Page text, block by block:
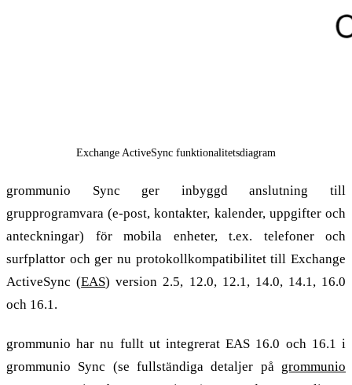
Exchange ActiveSync funktionalitetsdiagram
grommunio Sync ger inbyggd anslutning till
grupprogramvara (e-post, kontakter, kalender, uppgifter och
anteckningar) för mobila enheter, t.ex. telefoner och
surfplattor och ger nu protokollkompatibilitet till Exchange
ActiveSync (EAS) version 2.5, 12.0, 12.1, 14.0, 14.1, 16.0
och 16.1.
grommunio har nu fullt ut integrerat EAS 16.0 och 16.1 i
grommunio Sync (se fullständiga detaljer på grommunio